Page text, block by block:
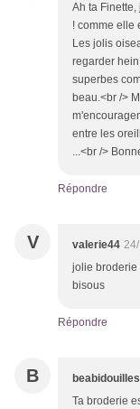
Ah ta
! comme elle
Les jolis
regarder
superbes
beau.<br />
entre les
...<br />
Répondre
V valerie44
jolie broderie
bisous
Répondre
B beabidouilles
Ta broderie